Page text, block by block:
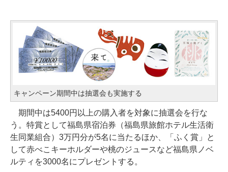
キャンペーン期間中は抽選会も実施する
期間中は5400円以上の購入者を対象に抽選会を行な
う。特賞として福島県宿泊券（福島県旅館ホテル生活衛
生同業組合）3万円分が5名に当たるほか、「ふく賞」と
して赤べこキーホルダーや桃のジュースなど福島県ノベ
ルティを3000名にプレゼントする。